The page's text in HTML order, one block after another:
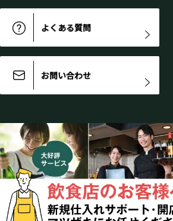
よくある質問
お問い合わせ